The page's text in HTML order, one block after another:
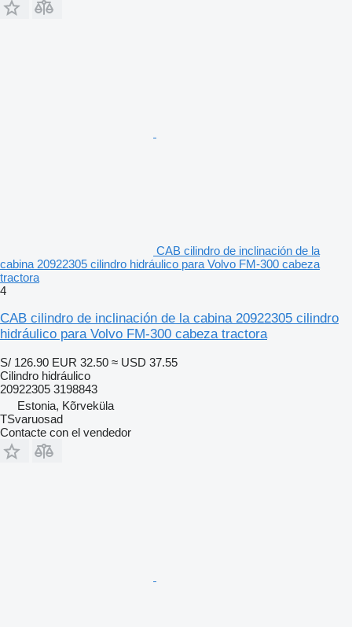
CAB cilindro de inclinación de la
cabina 20922305 cilindro hidráulico para Volvo FM-300 cabeza
tractora
4
CAB cilindro de inclinación de la cabina 20922305 cilindro
hidráulico para Volvo FM-300 cabeza tractora
S/ 126.90 EUR 32.50 ≈ USD 37.55
Cilindro hidráulico
20922305 3198843
Estonia, Kõrveküla
TSvaruosad
Contacte con el vendedor